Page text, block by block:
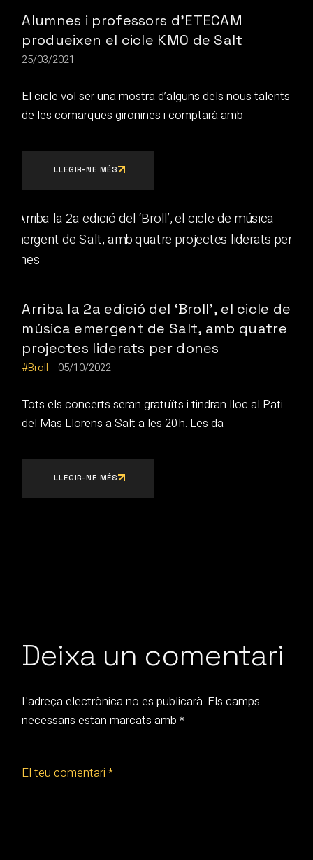
Alumnes i professors d’ETECAM
produeixen el cicle KM0 de Salt
25/03/2021
El cicle vol ser una mostra d’alguns dels nous talents
de les comarques gironines i comptarà amb
LLEGIR-NE MÉS
Arriba la 2a edició del ‘Broll’, el cicle de
música emergent de Salt, amb quatre
projectes liderats per dones
Broll 05/10/2022
Tots els concerts seran gratuïts i tindran lloc al Pati
del Mas Llorens a Salt a les 20 h. Les da
LLEGIR-NE MÉS
Deixa un comentari
L'adreça electrònica no es publicarà. Els camps
necessaris estan marcats amb*
El teu comentari *